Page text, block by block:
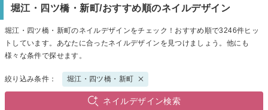
堀江・四ツ橋・新町/おすすめ順のネイルデザイン
堀江・四ツ橋・新町のネイルデザインをチェック！おすすめ順で3246件ヒッ
トしています。あなたに合ったネイルデザインを見つけましょう。他にも
様々な条件で探せます。
絞り込み条件： 堀江・四ツ橋・新町
ネイルデザイン検索